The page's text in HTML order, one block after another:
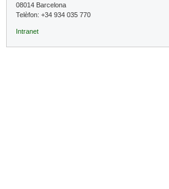
08014 Barcelona
Telèfon: +34 934 035 770
Intranet